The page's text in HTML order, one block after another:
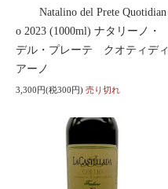
Natalino del Prete Quotidian
o 2023 (1000ml) ナタリーノ・
デル・プレーテ クオティディ
アーノ
3,300円(税300円) 売り切れ